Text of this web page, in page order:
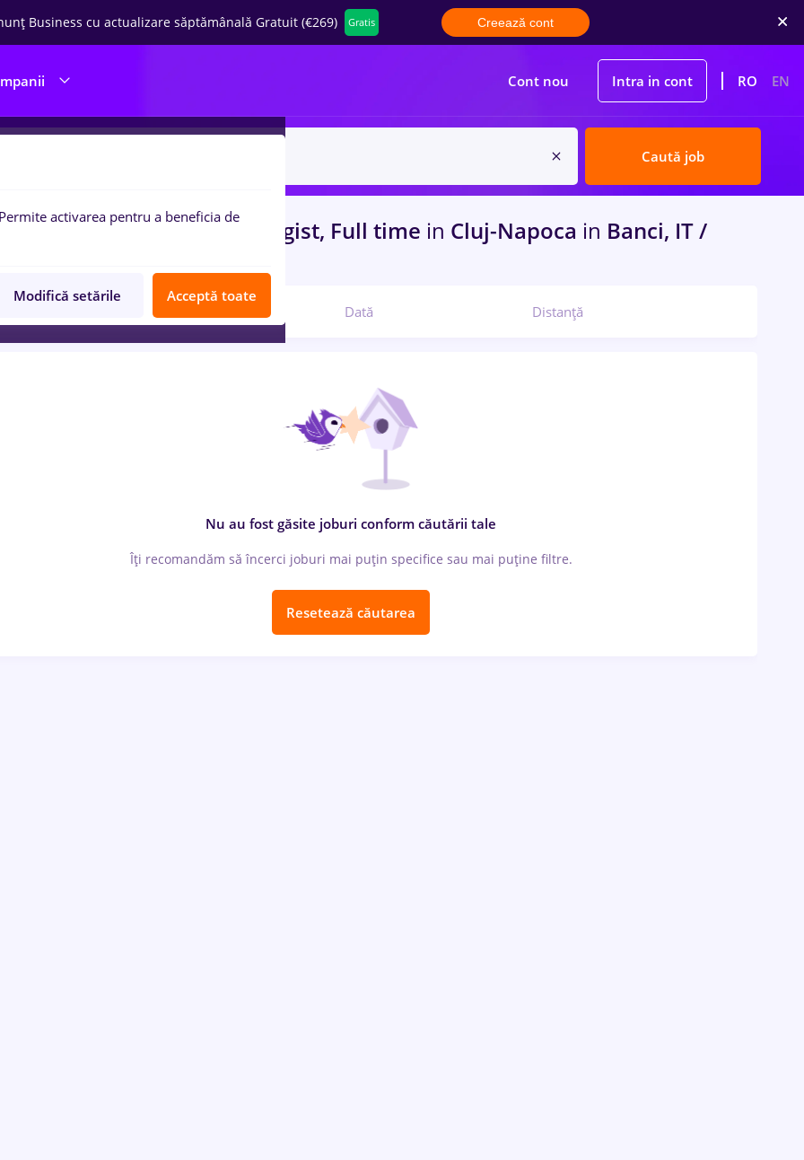
Business cu actualizare săptămânală Gratuit (€269) Gratis Creează cont
Cont nou Intra in cont RO EN
Caută job
de muncacu salarii peisagist, Full time in Cluj-Napoca in Banci, IT /
Relevanță Dată Distanță
Nu au fost găsite joburi conform căutării tale
Îți recomandăm să încerci joburi mai puțin specifice sau mai puține filtre.
Resetează căutarea
Permite activarea pentru a beneficia de
Modifică setările Acceptă toate